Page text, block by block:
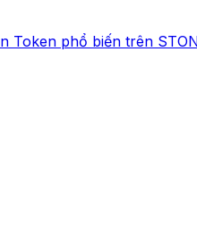
Token phổ biến trên